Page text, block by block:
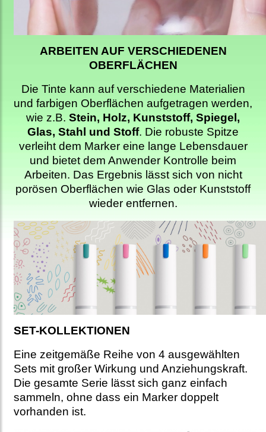
ARBEITEN AUF VERSCHIEDENEN
OBERFLÄCHEN
Die Tinte kann auf verschiedene Materialien
und farbigen Oberflächen aufgetragen werden,
wie z.B. Stein, Holz, Kunststoff, Spiegel,
Glas, Stahl und Stoff. Die robuste Spitze
verleiht dem Marker eine lange Lebensdauer
und bietet dem Anwender Kontrolle beim
Arbeiten. Das Ergebnis lässt sich von nicht
porösen Oberflächen wie Glas oder Kunststoff
wieder entfernen.
SET-KOLLEKTIONEN
Eine zeitgemäße Reihe von 4 ausgewählten
Sets mit großer Wirkung und Anziehungskraft.
Die gesamte Serie lässt sich ganz einfach
sammeln, ohne dass ein Marker doppelt
vorhanden ist.